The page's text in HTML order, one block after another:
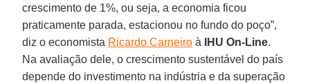
crescimento de 1%, ou seja, a economia ficou
praticamente parada, estacionou no fundo do poço”,
diz o economista Ricardo Carneiro à IHU On-Line.
Na avaliação dele, o crescimento sustentável do país
depende do investimento na indústria e da superação